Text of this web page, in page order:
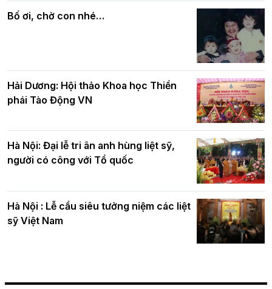
nhân mùa Phật đản PL.2570
quả
Bố ơi, chờ con nhé…
Hải Dương: Hội thảo Khoa học Thiền
phái Tào Động VN
Hà Nội: Đại lễ tri ân anh hùng liệt sỹ,
người có công với Tổ quốc
Hà Nội : Lễ cầu siêu tưởng niệm các liệt
sỹ Việt Nam